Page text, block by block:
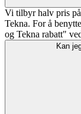
Vi tilbyr halv pris
Tekna. For å
og Tekna rabatt"
Kan